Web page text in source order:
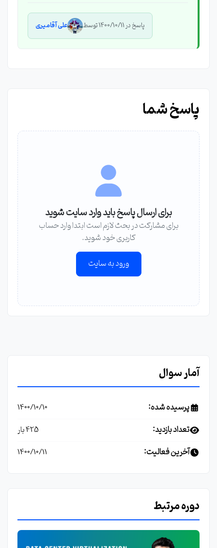
پاسخ در 1400/10/11 توسط علی آقامیری
پاسخ شما
برای ارسال پاسخ باید وارد سایت شوید
برای مشارکت در بحث لازم است ابتدا وارد حساب
کاربری خود شوید.
ورود به سایت
آمار سوال
پرسیده شده: 1400/10/10
تعداد بازدید: 425 بار
آخرین فعالیت: 1400/10/11
دوره مرتبط